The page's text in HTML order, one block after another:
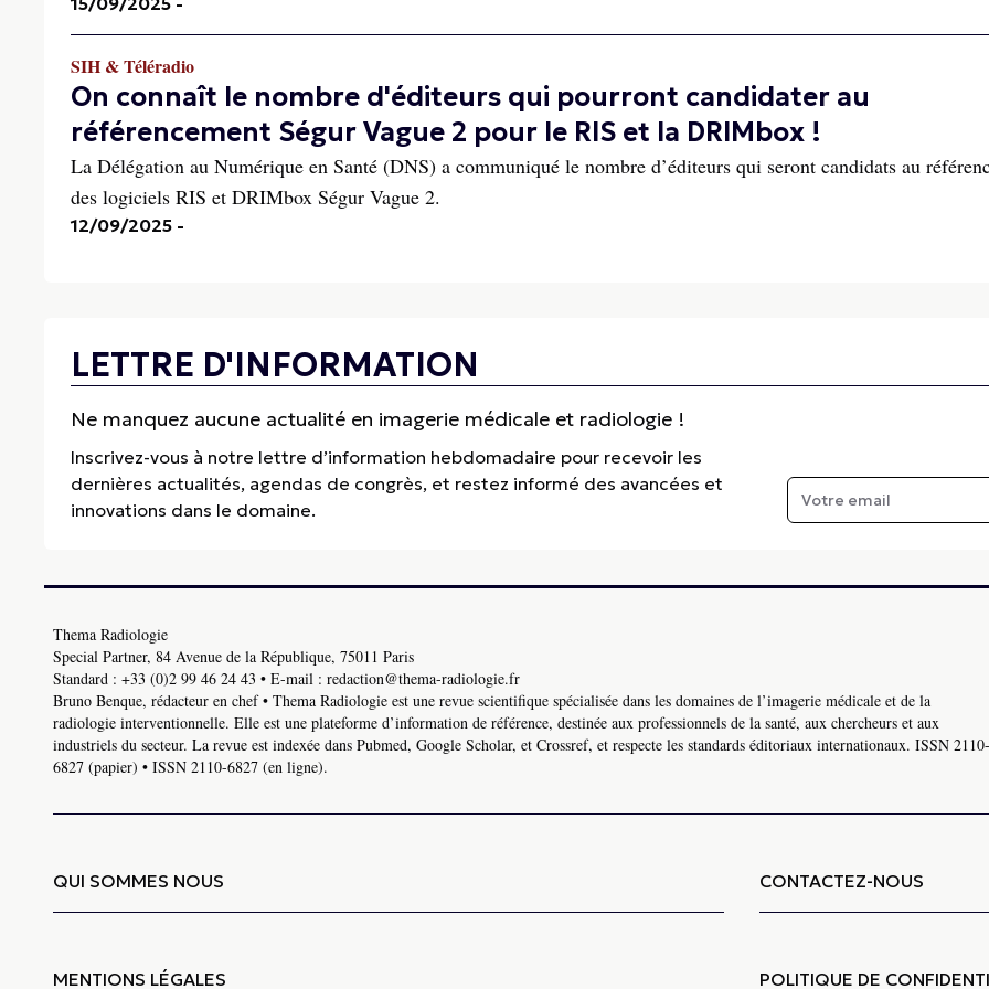
SIH & Téléradio
On connaît le nombre d'éditeurs qui pourront candidater au
référencement Ségur Vague 2 pour le RIS et la DRIMbox !
La Délégation au Numérique en Santé (DNS) a communiqué le nombre d’éditeurs qui seront candidats au
des logiciels RIS et DRIMbox Ségur Vague 2.
12/09/2025 -
LETTRE D'INFORMATION
Ne manquez aucune actualité en imagerie médicale et radiologie !
Inscrivez-vous à notre lettre d’information hebdomadaire pour recevoir les
dernières actualités, agendas de congrès, et restez informé des avancées et
innovations dans le domaine.
Thema Radiologie
Special Partner, 84 Avenue de la République, 75011 Paris
Standard : +33 (0)2 99 46 24 43 • E-mail : redaction@thema-radiologie.fr
Bruno Benque, rédacteur en chef • Thema Radiologie est une revue scientifique spécialisée dans les domaines de l’imagerie médicale et de la
radiologie interventionnelle. Elle est une plateforme d’information de référence, destinée aux professionnels de la santé, aux chercheurs et aux
industriels du secteur. La revue est indexée dans Pubmed, Google Scholar, et Crossref, et respecte les standards éditoriaux internationaux. ISSN 2110-
6827 (papier) • ISSN 2110-6827 (en ligne).
QUI SOMMES NOUS CONTACTEZ-NOUS
MENTIONS LÉGALES POLITIQUE DE